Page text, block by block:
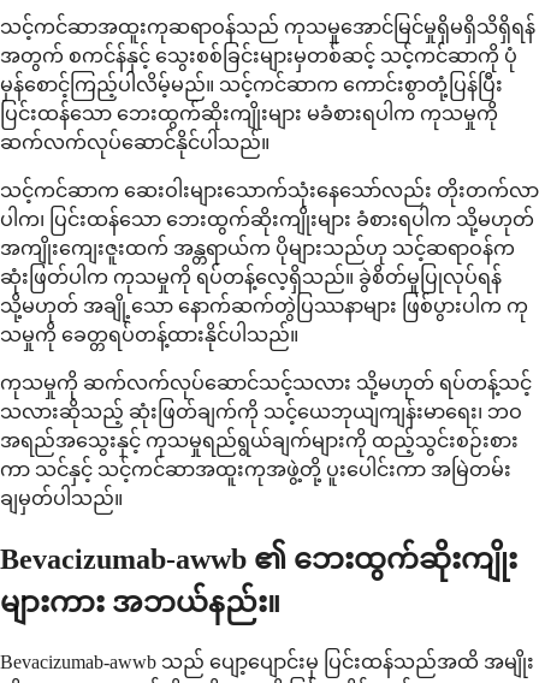
သင့်ကင်ဆာအထူးကုဆရာဝန်သည် ကုသမှုအောင်မြင်မှုရှိမရှိသိရှိရန်
အတွက် စကင်န်နှင့် သွေးစစ်ခြင်းများမှတစ်ဆင့် သင့်ကင်ဆာကို ပုံ
မှန်စောင့်ကြည့်ပါလိမ့်မည်။ သင့်ကင်ဆာက ကောင်းစွာတုံ့ပြန်ပြီး
ပြင်းထန်သော ဘေးထွက်ဆိုးကျိုးများ မခံစားရပါက ကုသမှုကို
ဆက်လက်လုပ်ဆောင်နိုင်ပါသည်။
သင့်ကင်ဆာက ဆေးဝါးများသောက်သုံးနေသော်လည်း တိုးတက်လာ
ပါက၊ ပြင်းထန်သော ဘေးထွက်ဆိုးကျိုးများ ခံစားရပါက သို့မဟုတ်
အကျိုးကျေးဇူးထက် အန္တရာယ်က ပိုများသည်ဟု သင့်ဆရာဝန်က
ဆုံးဖြတ်ပါက ကုသမှုကို ရပ်တန့်လေ့ရှိသည်။ ခွဲစိတ်မှုပြုလုပ်ရန်
သို့မဟုတ် အချို့သော နောက်ဆက်တွဲပြဿနာများ ဖြစ်ပွားပါက ကု
သမှုကို ခေတ္တရပ်တန့်ထားနိုင်ပါသည်။
ကုသမှုကို ဆက်လက်လုပ်ဆောင်သင့်သလား သို့မဟုတ် ရပ်တန့်သင့်
သလားဆိုသည့် ဆုံးဖြတ်ချက်ကို သင့်ယေဘုယျကျန်းမာရေး၊ ဘဝ
အရည်အသွေးနှင့် ကုသမှုရည်ရွယ်ချက်များကို ထည့်သွင်းစဉ်းစား
ကာ သင်နှင့် သင့်ကင်ဆာအထူးကုအဖွဲ့တို့ ပူးပေါင်းကာ အမြဲတမ်း
ချမှတ်ပါသည်။
Bevacizumab-awwb ၏ ဘေးထွက်ဆိုးကျိုး
များကား အဘယ်နည်း။
Bevacizumab-awwb သည် ပျော့ပျောင်းမှ ပြင်းထန်သည်အထိ အမျိုး